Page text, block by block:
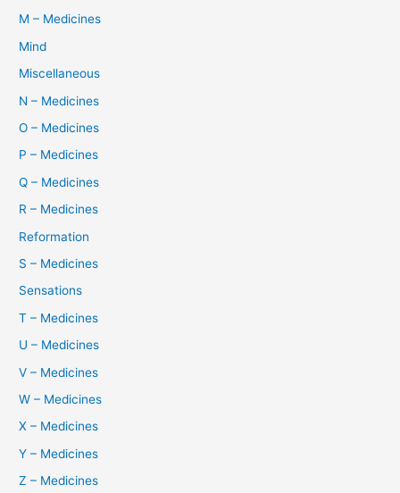
M – Medicines
Mind
Miscellaneous
N – Medicines
O – Medicines
P – Medicines
Q – Medicines
R – Medicines
Reformation
S – Medicines
Sensations
T – Medicines
U – Medicines
V – Medicines
W – Medicines
X – Medicines
Y – Medicines
Z – Medicines